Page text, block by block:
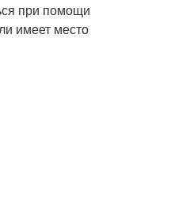
при помощи
имеет место